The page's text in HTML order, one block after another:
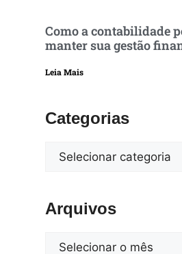
Como a contabilidade
manter sua gestão
Leia Mais
Categorias
Arquivos